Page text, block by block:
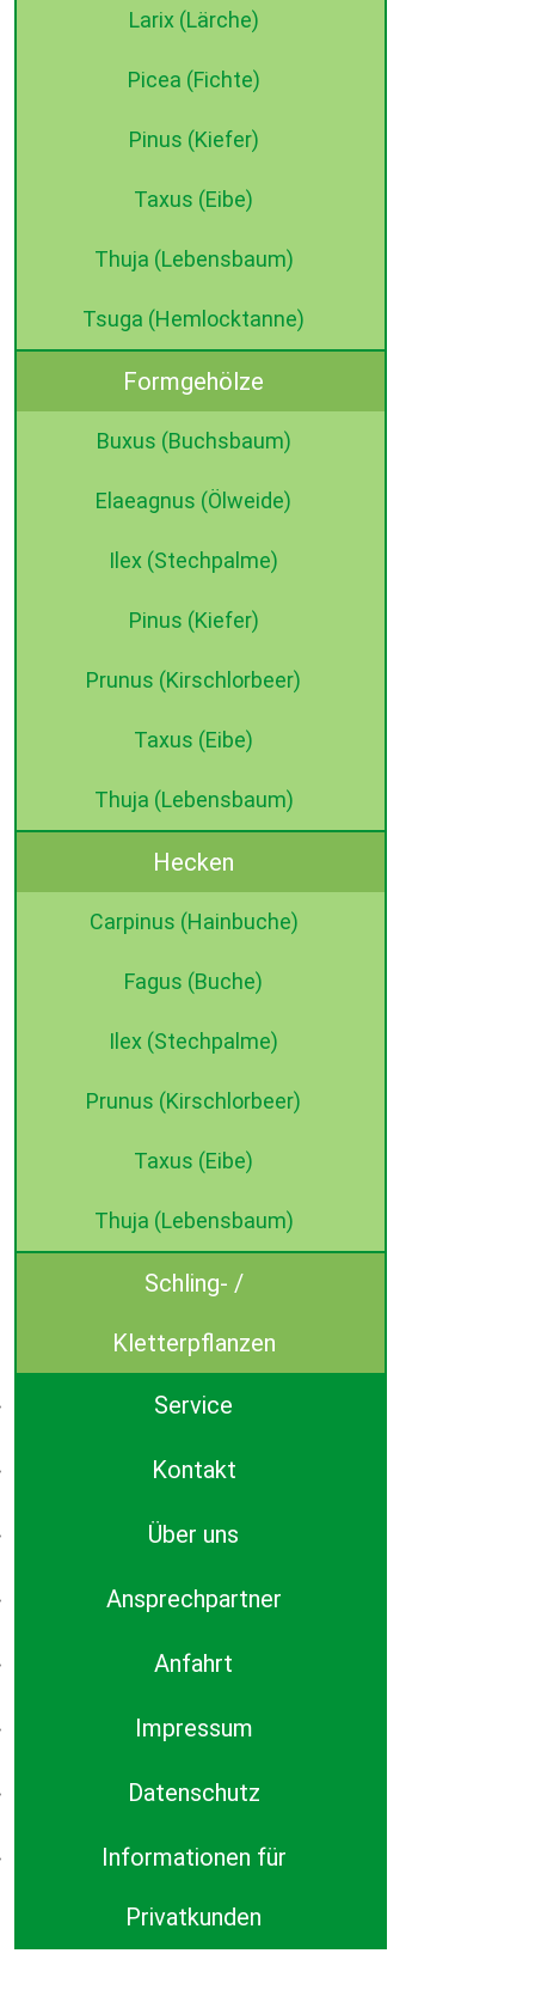
Larix (Lärche)
Picea (Fichte)
Pinus (Kiefer)
Taxus (Eibe)
Thuja (Lebensbaum)
Tsuga (Hemlocktanne)
Formgehölze
Buxus (Buchsbaum)
Elaeagnus (Ölweide)
Ilex (Stechpalme)
Pinus (Kiefer)
Prunus (Kirschlorbeer)
Taxus (Eibe)
Thuja (Lebensbaum)
Hecken
Carpinus (Hainbuche)
Fagus (Buche)
Ilex (Stechpalme)
Prunus (Kirschlorbeer)
Taxus (Eibe)
Thuja (Lebensbaum)
Schling- /
Kletterpflanzen
Service
Kontakt
Über uns
Ansprechpartner
Anfahrt
Impressum
Datenschutz
Informationen für
Privatkunden